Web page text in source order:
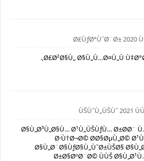
Ø£Ø²Ø§Ù„ Ø§Ù„Ù…Ø¤Ù„Ù
Ø§Ù„Ø³Ù„Ø§Ù… Ø¹Ù„ÙŠÙƒÙ… Ø±Ø­Ø¨
Ø·Ù†Ø¬Ø© Ø­Ø§ØµÙ„Ø©
Ø§Ù„Ø¨Ø§ÙƒØ§Ù„ÙˆØ±ÙŠØ§
Ø±Ø§ØºØ¨Ø© ÙÙŠ